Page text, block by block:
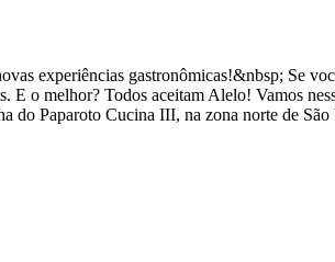
experiências gastronômicas!&nbsp; Se
E o melhor? Todos aceitam Alelo! Vamos
Paparoto Cucina III, na zona norte de